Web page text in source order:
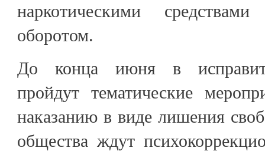
наркотическими
оборотом.
До конца июня в
пройдут тематические
наказанию в виде лишения
общества ждут